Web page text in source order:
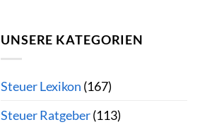
UNSERE KATEGORIEN
Steuer Lexikon (167)
Steuer Ratgeber(113)